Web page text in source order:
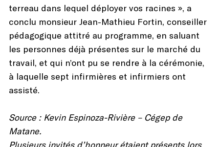
terreau dans lequel déployer vos racines », a
conclu monsieur Jean-Mathieu Fortin, conseiller
pédagogique attitré au programme, en saluant
les personnes déjà présentes sur le marché du
travail, et qui n’ont pu se rendre à la cérémonie,
à laquelle sept infirmières et infirmiers ont
assisté.
Source : Kevin Espinoza-Rivière – Cégep de
Matane.
Plusieurs invités d’honneur étaient présents lors